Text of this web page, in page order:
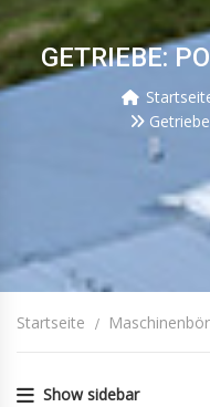
GETRIEBE:
Startseite
Show sidebar